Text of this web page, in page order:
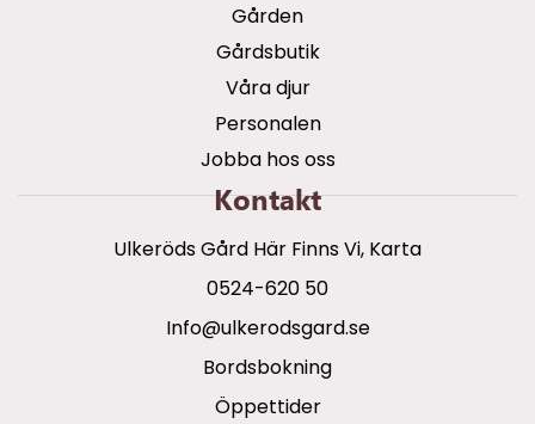
Gården
Gårdsbutik
Våra djur
Personalen
Jobba hos oss
Kontakt
Ulkeröds Gård Här Finns Vi, Karta
0524-620 50
info@ulkerodsgard.se
Bordsbokning
Öppettider